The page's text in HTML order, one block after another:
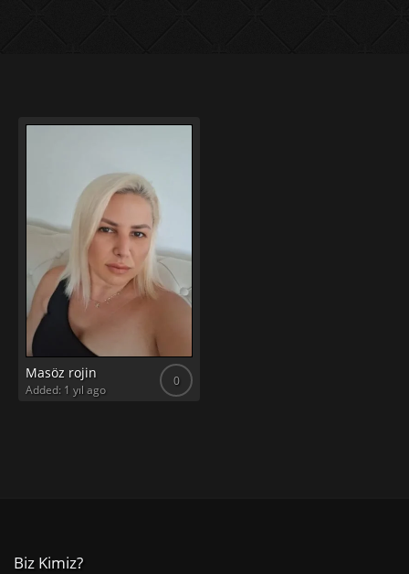
Masöz rojin 0
Added: 1 yıl ago
Biz Kimiz?